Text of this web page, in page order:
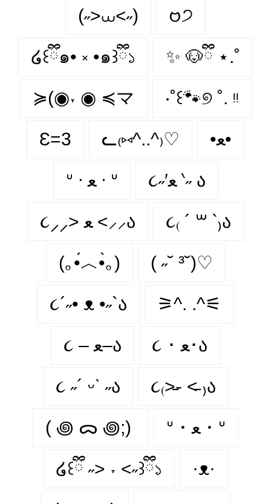
(˶>⩊<˶) 𑄝੭
໒꒰ྀི๑• ༝ •๑꒱ྀི১ ✨ 🐶ྀི ⋆.˚
≽(◉˕ ◉ ≼マ ‧˚꒰🐾୭ ˚. ᵎᵎ
Ɛ=3 ᓚ₍⑅^..^₎♡ •ﻌ•
ᐡ ᐧ ﻌ ᐧ ᐡ ૮˶′ﻌ ‵˶ ა
૮⸝⸝> ﻌ <⸝⸝ა ૮₍ ´ ꒳ `₎ა
(｡•́︿•̀｡) ( ˶˘ ³˘)♡
૮´˶• ᴥ •˶`ა ⚞^. .^⚟
૮ – ﻌ–ა ૮ ･ ﻌ･ა
૮ ˶´ ᵕˋ ˶ა ૮₍˃̵֊ ˂̵ ₎ა
( ꩜ ᯅ ꩜;)⁭ ⁭ ᐡ・ﻌ・ᐡ
໒꒰ྀི ˶> ˕ <˶꒱ྀི১ ·ᴥ·